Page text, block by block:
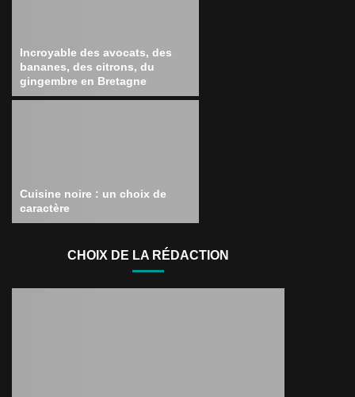
Incroyable des avocats, des
bananes, des citrons, du
gingembre en Bretagne
Cuisine noire : un choix de
caractère
CHOIX DE LA RÉDACTION